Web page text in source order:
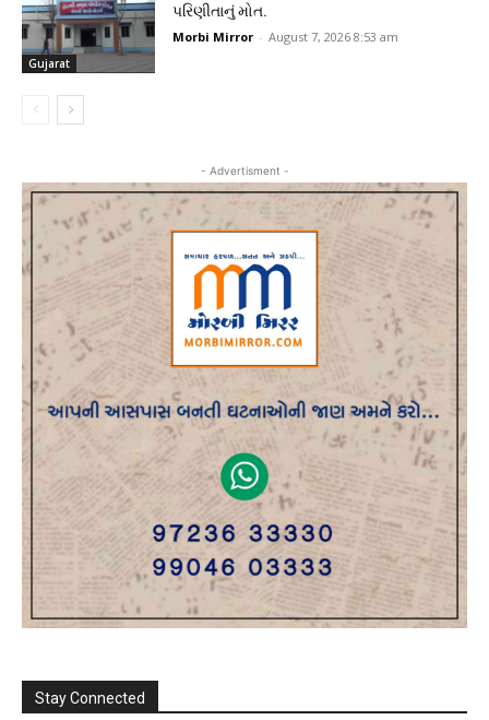
Gujarat
પરિણીતાનું મોત.
Morbi Mirror - August 7, 2026 8:53 am
- Advertisment -
Stay Connected